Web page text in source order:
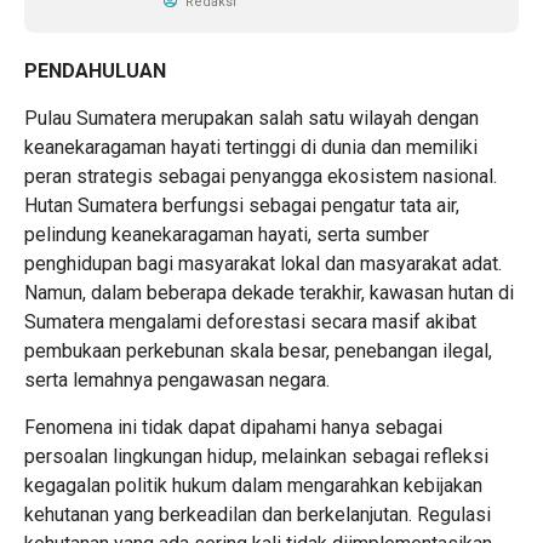
PENDAHULUAN
Pulau Sumatera merupakan salah satu wilayah dengan
keanekaragaman hayati tertinggi di dunia dan memiliki
peran strategis sebagai penyangga ekosistem nasional.
Hutan Sumatera berfungsi sebagai pengatur tata air,
pelindung keanekaragaman hayati, serta sumber
penghidupan bagi masyarakat lokal dan masyarakat adat.
Namun, dalam beberapa dekade terakhir, kawasan hutan di
Sumatera mengalami deforestasi secara masif akibat
pembukaan perkebunan skala besar, penebangan ilegal,
serta lemahnya pengawasan negara.
Fenomena ini tidak dapat dipahami hanya sebagai
persoalan lingkungan hidup, melainkan sebagai refleksi
kegagalan politik hukum dalam mengarahkan kebijakan
kehutanan yang berkeadilan dan berkelanjutan. Regulasi